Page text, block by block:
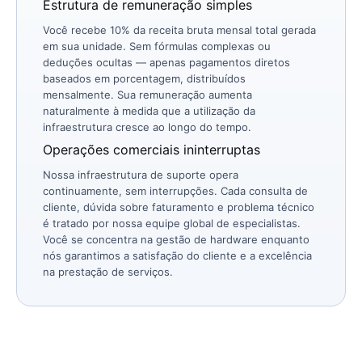
Estrutura de remuneração simples
Você recebe 10% da receita bruta mensal total gerada
em sua unidade. Sem fórmulas complexas ou
deduções ocultas — apenas pagamentos diretos
baseados em porcentagem, distribuídos
mensalmente. Sua remuneração aumenta
naturalmente à medida que a utilização da
infraestrutura cresce ao longo do tempo.
Operações comerciais ininterruptas
Nossa infraestrutura de suporte opera
continuamente, sem interrupções. Cada consulta de
cliente, dúvida sobre faturamento e problema técnico
é tratado por nossa equipe global de especialistas.
Você se concentra na gestão de hardware enquanto
nós garantimos a satisfação do cliente e a excelência
na prestação de serviços.